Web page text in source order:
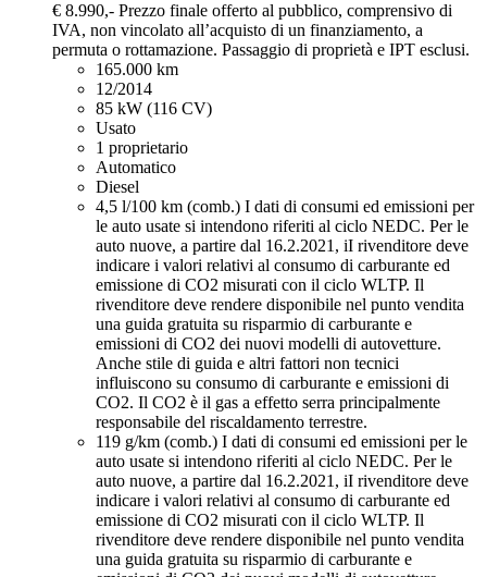
€ 8.990,- Prezzo finale offerto al pubblico, comprensivo di
IVA, non vincolato all’acquisto di un finanziamento, a
permuta o rottamazione. Passaggio di proprietà e IPT esclusi.
165.000 km
12/2014
85 kW (116 CV)
Usato
1 proprietario
Automatico
Diesel
4,5 l/100 km (comb.) I dati di consumi ed emissioni per
le auto usate si intendono riferiti al ciclo NEDC. Per le
auto nuove, a partire dal 16.2.2021, iI rivenditore deve
indicare i valori relativi al consumo di carburante ed
emissione di CO2 misurati con il ciclo WLTP. Il
rivenditore deve rendere disponibile nel punto vendita
una guida gratuita su risparmio di carburante e
emissioni di CO2 dei nuovi modelli di autovetture.
Anche stile di guida e altri fattori non tecnici
influiscono su consumo di carburante e emissioni di
CO2. Il CO2 è il gas a effetto serra principalmente
responsabile del riscaldamento terrestre.
119 g/km (comb.) I dati di consumi ed emissioni per le
auto usate si intendono riferiti al ciclo NEDC. Per le
auto nuove, a partire dal 16.2.2021, iI rivenditore deve
indicare i valori relativi al consumo di carburante ed
emissione di CO2 misurati con il ciclo WLTP. Il
rivenditore deve rendere disponibile nel punto vendita
una guida gratuita su risparmio di carburante e